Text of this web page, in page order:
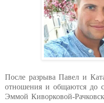
После разрыва Павел и
отношения и общаются до
Эммой Киворковой-